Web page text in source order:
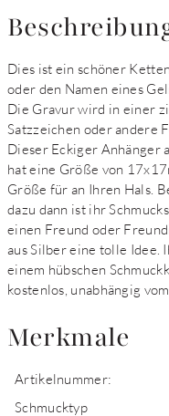
Dies ist ein schöner
oder den Namen eines
Die Gravur wird in einer
Satzzeichen oder andere
Dieser Eckiger Anhänger
hat eine Größe von
Größe für an Ihren Hals.
dazu dann ist ihr
einen Freund oder
aus Silber eine tolle Idee.
einem hübschen
kostenlos, unabhängig
Merkmale
Artikelnummer:
Schmucktyp